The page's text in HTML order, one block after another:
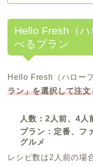
Hello Fresh（
べるプラン
Hello Fresh（ハロー
ラン」を選択して注文
人数：2人前、4人
プラン：定番、フ
グルメ
レシピ数は2人前の場